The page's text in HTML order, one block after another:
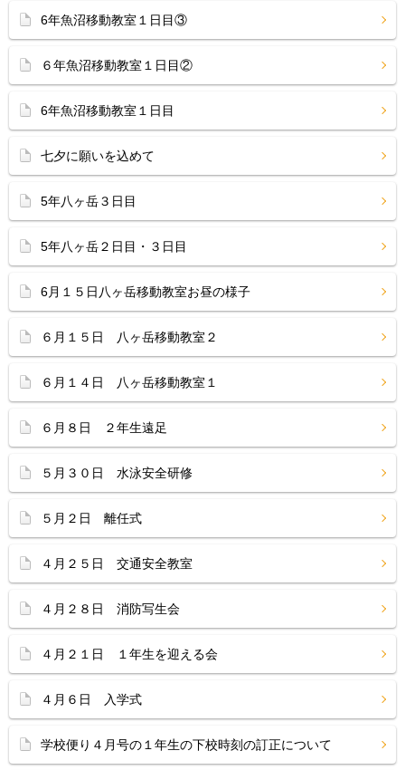
6年魚沼移動教室１日目③
６年魚沼移動教室１日目②
6年魚沼移動教室１日目
七夕に願いを込めて
5年八ヶ岳３日目
5年八ヶ岳２日目・３日目
6月１５日八ヶ岳移動教室お昼の様子
６月１５日 八ヶ岳移動教室２
６月１４日 八ヶ岳移動教室１
６月８日 ２年生遠足
５月３０日 水泳安全研修
５月２日 離任式
４月２５日 交通安全教室
４月２８日 消防写生会
４月２１日 １年生を迎える会
４月６日 入学式
学校便り４月号の１年生の下校時刻の訂正について